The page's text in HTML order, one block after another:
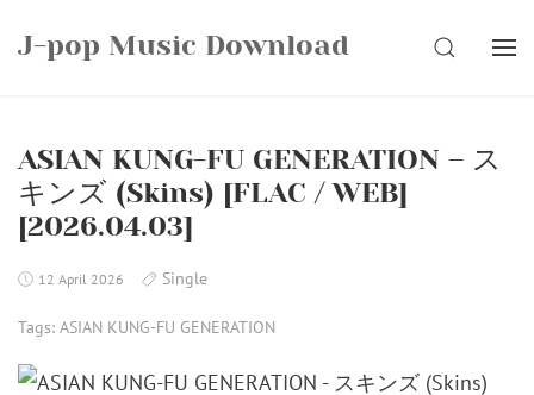
J-pop Music Download SEARCH
ASIAN KUNG-FU GENERATION – ス
キンズ (Skins) [FLAC / WEB]
[2026.04.03]
12 April 2026 Single
Tags: ASIAN KUNG-FU GENERATION